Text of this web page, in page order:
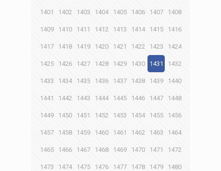
1401 1402 1403 1404 1405 1406 1407 1408
1409 1410 1411 1412 1413 1414 1415 1416
1417 1418 1419 1420 1421 1422 1423 1424
1425 1426 1427 1428 1429 1430 1431 1432
1433 1434 1435 1436 1437 1438 1439 1440
1441 1442 1443 1444 1445 1446 1447 1448
1449 1450 1451 1452 1453 1454 1455 1456
1457 1458 1459 1460 1461 1462 1463 1464
1465 1466 1467 1468 1469 1470 1471 1472
1473 1474 1475 1476 1477 1478 1479 1480